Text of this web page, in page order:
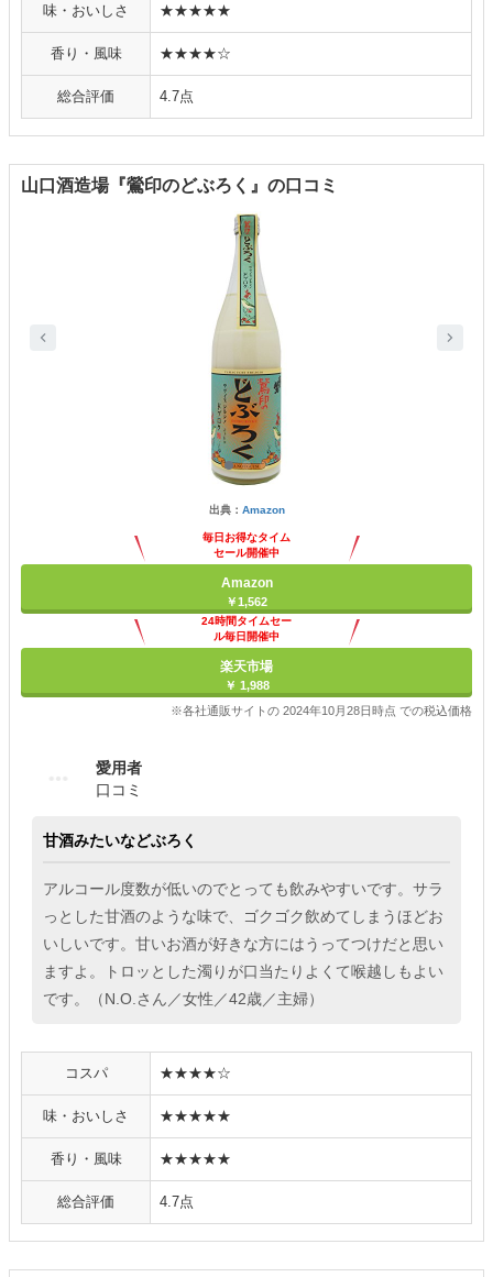
味・おいしさ ★★★★★
香り・風味 ★★★★☆
総合評価 4.7点
山口酒造場『鶯印のどぶろく』の口コミ
出典： Amazon
毎日お得なタイム
セール開催中
Amazon
￥1,562
24時間タイムセー
ル毎日開催中
楽天市場
￥ 1,988
※各社通販サイトの 2024年10月28日時点 での税込価格
愛用者
口コミ
甘酒みたいなどぶろく
アルコール度数が低いのでとっても飲みやすいです。サラ
っとした甘酒のような味で、ゴクゴク飲めてしまうほどお
いしいです。甘いお酒が好きな方にはうってつけだと思い
ますよ。トロッとした濁りが口当たりよくて喉越しもよい
です。（N.O.さん／女性／42歳／主婦）
コスパ ★★★★☆
味・おいしさ ★★★★★
香り・風味 ★★★★★
総合評価 4.7点